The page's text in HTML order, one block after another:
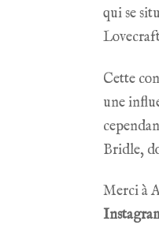
qui se
Cette
une
Bridle,
Merci à